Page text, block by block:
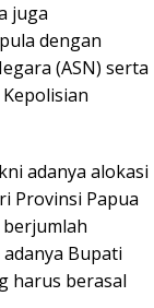
juga
dengan
(ASN) serta
adanya alokasi
Provinsi Papua
Bupati
harus berasal